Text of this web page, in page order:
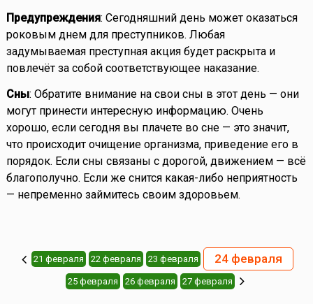
Предупреждения: Сегодняшний день может оказаться
роковым днем для преступников. Любая
задумываемая преступная акция будет раскрыта и
повлечёт за собой соответствующее наказание.
Сны: Обратите внимание на свои сны в этот день — они
могут принести интересную информацию. Очень
хорошо, если сегодня вы плачете во сне — это значит,
что происходит очищение организма, приведение его в
порядок. Если сны связаны с дорогой, движением — всё
благополучно. Если же снится какая-либо неприятность
— непременно займитесь своим здоровьем.
21 февраля 22 февраля 23 февраля 24 февраля
25 февраля 26 февраля 27 февраля